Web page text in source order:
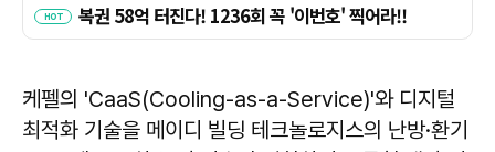
케펠의 'CaaS(Cooling-as-a-Service)'와 디지털
최적화 기술을 메이디 빌딩 테크놀로지스의 난방·환기